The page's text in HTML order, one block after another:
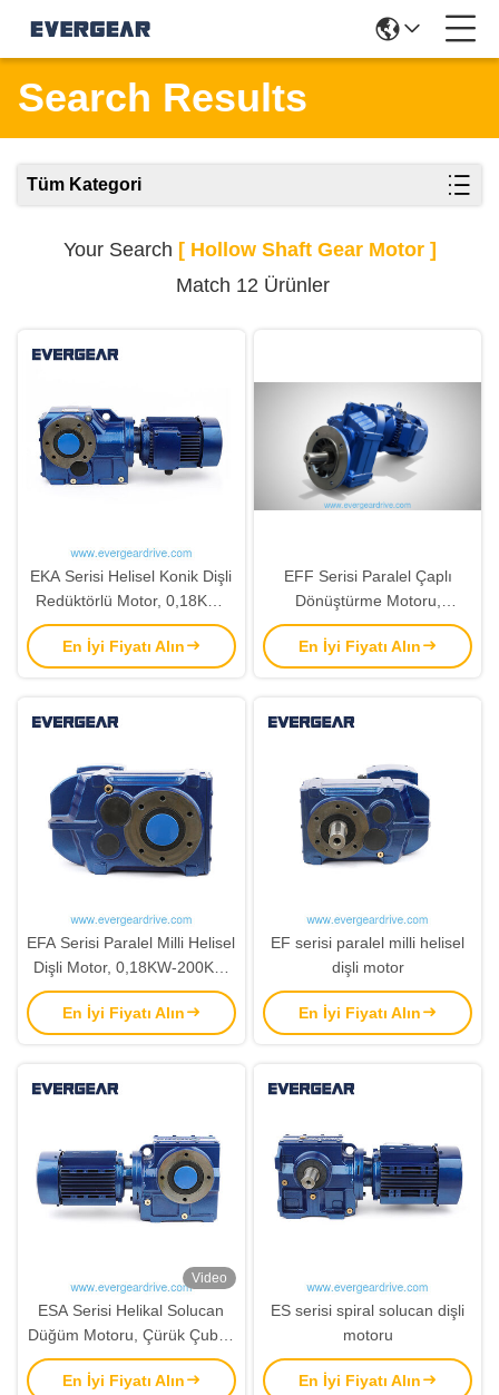
Search Results
Tüm Kategori
Your Search [ Hollow Shaft Gear Motor ]
Match 12 Ürünler
EKA Serisi Helisel Konik Dişli
Redüktörlü Motor, 0,18KW-
200KW Güç Aralığı ve 5-
33000 Oran Aralığı, Boş Şaft
Özelliği
En İyi Fiyatı Alın
EFF Serisi Paralel Çaplı
Dönüştürme Motoru,
0.18KW-200KW Güç aralığı
ve 200N.m-18000N.m çıkış
torklu C1-C5 korozyon
En İyi Fiyatı Alın
EFA Serisi Paralel Milli Helisel
Dişli Motor, 0,18KW-200KW
Güç Aralığı ve 200N.m-
18000N.m Çıkış Torku
En İyi Fiyatı Alın
EF serisi paralel milli helisel
dişli motor
En İyi Fiyatı Alın
Video
ESA Serisi Helikal Solucan
Düğüm Motoru, Çürük Çubuk
Çıkışı 0.18KW-22KW Güç
Arası ve 92N.m-4000N.m
En İyi Fiyatı Alın
ES serisi spiral solucan dişli
motoru
En İyi Fiyatı Alın